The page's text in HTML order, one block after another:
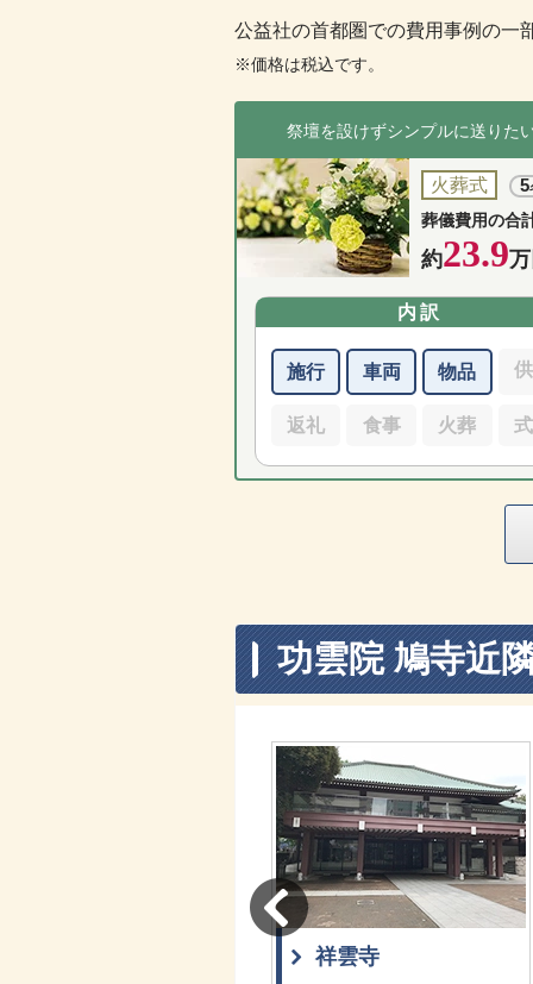
公益社の首都圏での費用事例の一
※価格は税込です。
祭壇を設けずシンプルに送りた
火葬式 5
葬儀費用の合
約23.9
内訳
施行 車両 物品
返礼 食事 火葬
功雲院 鳩寺近
祥雲寺